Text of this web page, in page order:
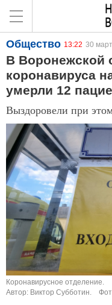
Общество 13:22 30
В Воронежской
коронавируса
умерли 12
Выздоровели при
Коронавирусное отделение.
Автор: Виктор Субботин.